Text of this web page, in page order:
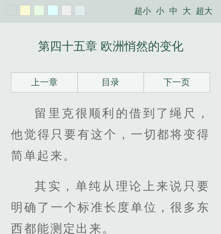
超小 小 中 大 超大
第四十五章 欧洲悄然的变化
上一章 目录 下一页
留里克很顺利的借到了绳尺，
他觉得只要有这个，一切都将变得
简单起来。
其实，单纯从理论上来说只要
明确了一个标准长度单位，很多东
西都能测定出来。